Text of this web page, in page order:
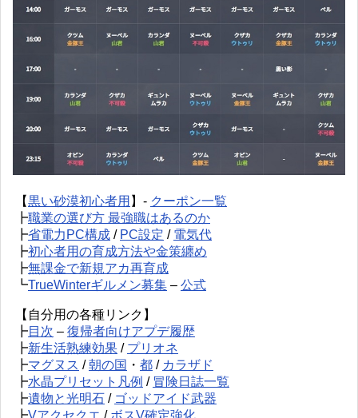
【黒い砂漠初心者用 】- クーポン一覧
┣職業の選び方 最強職はあるのか
┣省電力PC構成 / PC設定 / 電気代
┣初心者用の育成方法や金策纏め
┣無課金で新規アカ再育成
┗TrueWinterギルメン募集 – 公式
【自分用の各種リンク】
┣目次 – 復帰者向けアプデ履歴
┣新生活熟練効果 / プリオネ
┣マグヌス /朝の国 ・ 都 / カラザド
┣水晶プリセット凡例 / 冒険日誌一覧
┣遺物と光明石 / ゴッドアイド武器
┣Vアクセクエ / ボスV確定強化